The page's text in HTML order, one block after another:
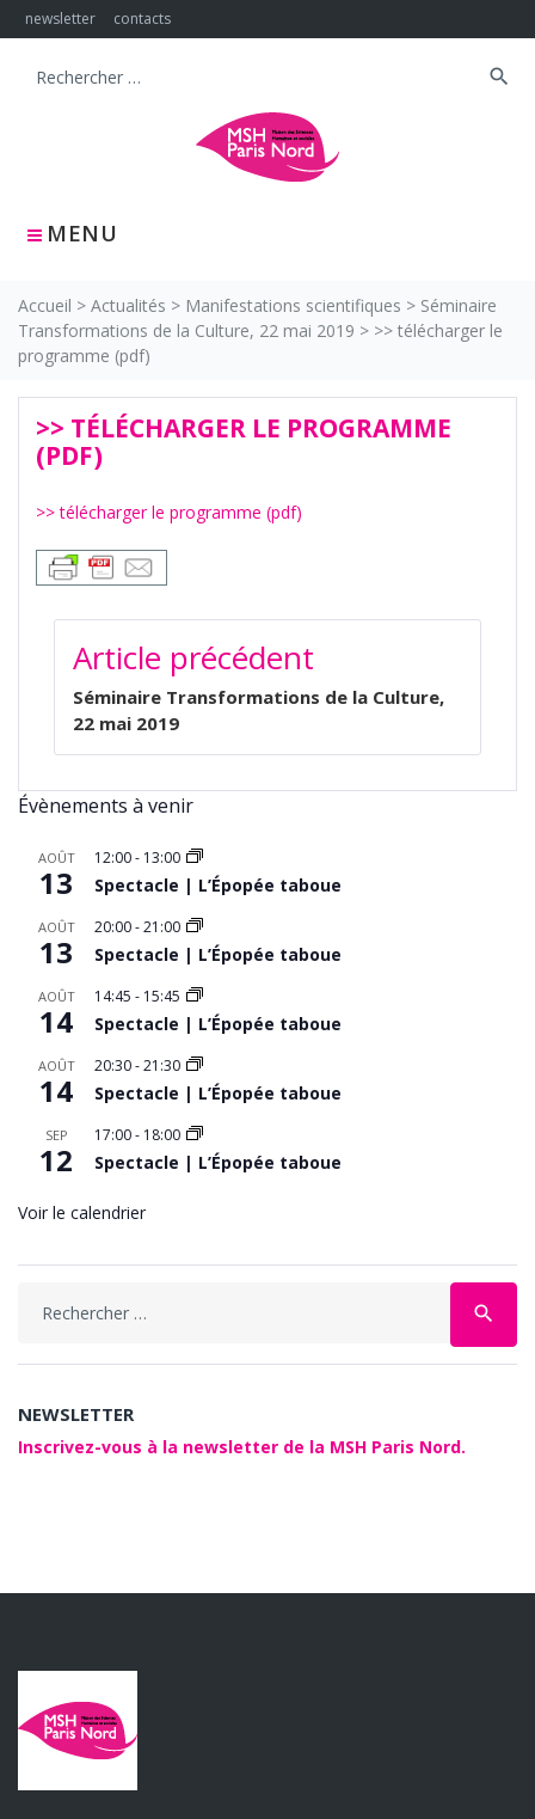
Skip
to
newsletter contacts
MENU
Search
search
Accueil > Actualités > Manifestations scientifiques > Séminaire
Transformations de la Culture, 22 mai 2019 > >> télécharger le
programme (pdf)
>> TÉLÉCHARGER LE PROGRAMME
(PDF)
>> télécharger le programme (pdf)
NAVIGATION
DE
L’ARTICLE
Article précédent
Séminaire Transformations de la Culture,
22 mai 2019
Évènements à venir
AOÛT
13
12:00- 13:00
Spectacle | L’Épopée taboue
AOÛT
13
20:00-21:00
Spectacle | L’Épopée taboue
AOÛT
14
14:45 - 15:45
Spectacle | L’Épopée taboue
AOÛT
14
20:30-21:30
Spectacle | L’Épopée taboue
SEP
12
17:00- 18:00
Spectacle | L’Épopée taboue
Voir le calendrier
search
NEWSLETTER
Inscrivez-vous à la newsletter de la MSH Paris Nord.